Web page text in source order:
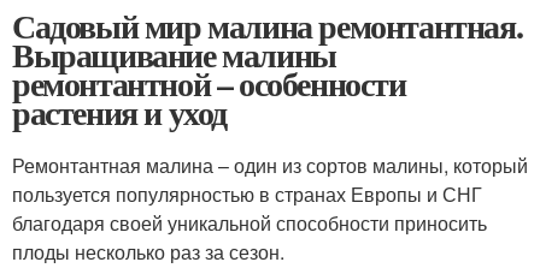
Садовый мир малина ремонтантная.
Выращивание малины
ремонтантной – особенности
растения и уход
Ремонтантная малина – один из сортов малины, который
пользуется популярностью в странах Европы и СНГ
благодаря своей уникальной способности приносить
плоды несколько раз за сезон.